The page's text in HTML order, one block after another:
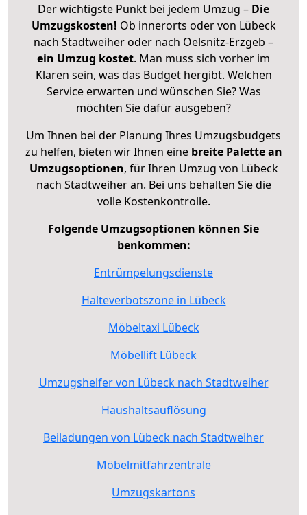
Der wichtigste Punkt bei jedem Umzug – Die
Umzugskosten! Ob innerorts oder von Lübeck
nach Stadtweiher oder nach Oelsnitz-Erzgeb –
ein Umzug kostet. Man muss sich vorher im
Klaren sein, was das Budget hergibt. Welchen
Service erwarten und wünschen Sie? Was
möchten Sie dafür ausgeben?
Um Ihnen bei der Planung Ihres Umzugsbudgets
zu helfen, bieten wir Ihnen eine breite Palette an
Umzugsoptionen, für Ihren Umzug von Lübeck
nach Stadtweiher an. Bei uns behalten Sie die
volle Kostenkontrolle.
Folgende Umzugsoptionen können Sie
benkommen:
Entrümpelungsdienste
Halteverbotszone in Lübeck
Möbeltaxi Lübeck
Möbellift Lübeck
Umzugshelfer von Lübeck nach Stadtweiher
Haushaltsauflösung
Beiladungen von Lübeck nach Stadtweiher
Möbelmitfahrzentrale
Umzugskartons